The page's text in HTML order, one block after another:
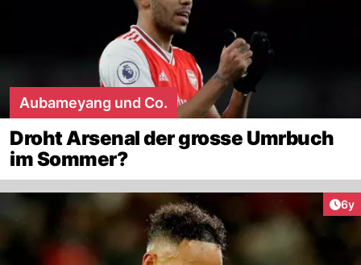
Aubameyang und Co.
Droht Arsenal der grosse Umrbuch
im Sommer?
6y